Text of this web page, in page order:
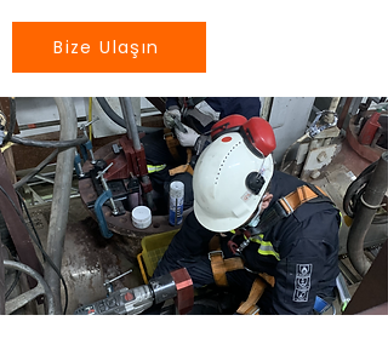
Bize Ulaşın